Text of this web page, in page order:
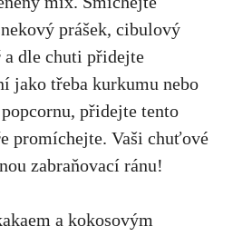
prášek, cibulový
a dle chuti přidejte
jako třeba kurkumu nebo
přidejte tento
promíchejte. Vaši chuťové
zabraňovací ránu!
a kokosovým